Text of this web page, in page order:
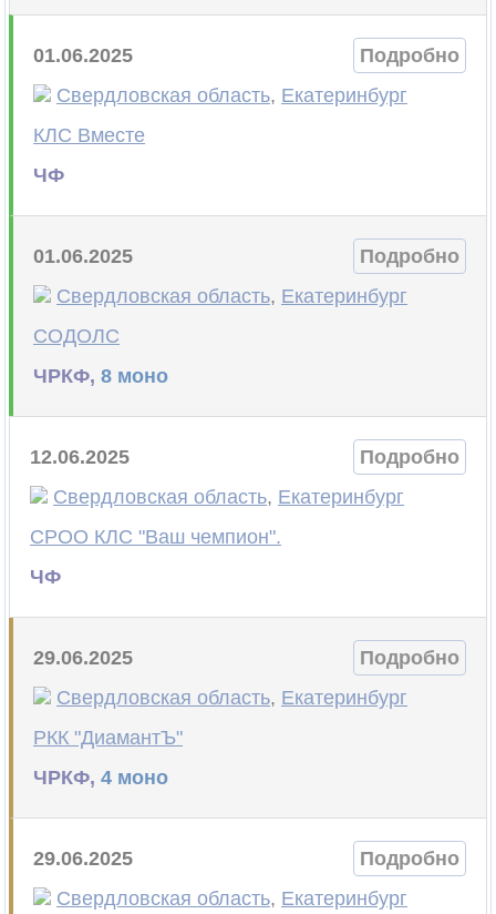
01.06.2025
Подробно
Свердловская область, Екатеринбург
КЛС Вместе
ЧФ
01.06.2025
Подробно
Свердловская область, Екатеринбург
СОДОЛС
ЧРКФ, 8 моно
12.06.2025
Подробно
Свердловская область, Екатеринбург
СРОО КЛС "Ваш чемпион".
ЧФ
29.06.2025
Подробно
Свердловская область, Екатеринбург
РКК "ДиамантЪ"
ЧРКФ, 4 моно
29.06.2025
Подробно
Свердловская область, Екатеринбург